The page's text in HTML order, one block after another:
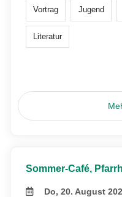
Vortrag Jugend
Literatur
Sommer-Café,
Do, 20. August